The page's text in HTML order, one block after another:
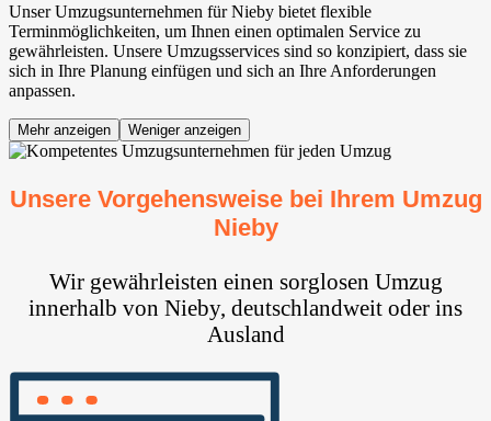
Unser Umzugsunternehmen für Nieby bietet flexible
Terminmöglichkeiten, um Ihnen einen optimalen Service zu
gewährleisten. Unsere Umzugsservices sind so konzipiert, dass sie
sich in Ihre Planung einfügen und sich an Ihre Anforderungen
anpassen.
Mehr anzeigen Weniger anzeigen
Unsere Vorgehensweise bei Ihrem Umzug
Nieby
Wir gewährleisten einen sorglosen Umzug
innerhalb von Nieby, deutschlandweit oder ins
Ausland